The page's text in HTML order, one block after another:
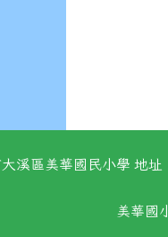
溪區美華國民小學 地
美華國